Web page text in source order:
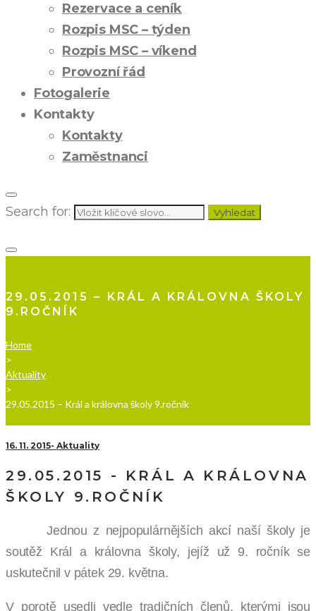
Rezervace a ceník
Rozpis MSC – týden
Rozpis MSC – víkend
Provozní řád
Fotogalerie
Kontakty
Kontakty
Zaměstnanci
Search for: Vyhledat
29.05.2015 – KRÁL A KRÁLOVNA ŠKOLY
9.ROČNÍK
Home
>
Aktuality
>
29.05.2015 – Král a královna školy 9.ročník
16. 11. 2015 Aktuality
29.05.2015 - KRÁL A KRÁLOVNA
ŠKOLY 9.ROČNÍK
Jednou z nejpopulárnějších akcí naší školy je
soutěž Král a královna školy, jejíž už 9. ročník se
uskutečnil v pátek 29. května.
V porotě usedli vedle tradičních členů, kterými jsou